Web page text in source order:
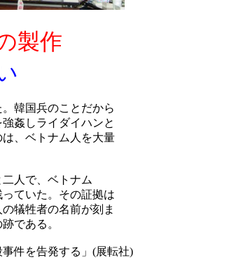
製作
韓国兵のことだから
姦しライダイハンと
、ベトナム人を大量
人で、ベトナム
ていた。その証拠は
犠牲者の名前が刻ま
である。
件を告発する」(展転社)